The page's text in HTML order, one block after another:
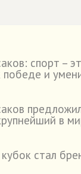
спорт –
победе и
в
стал